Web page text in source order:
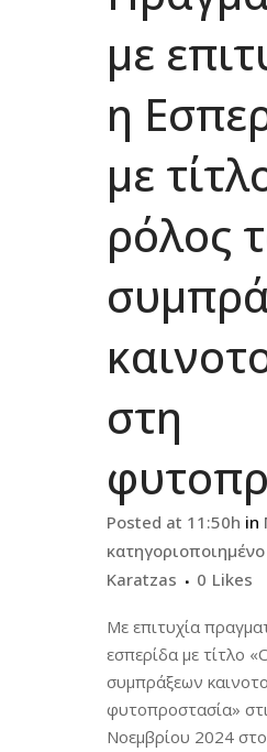
με
η
με
ρόλος
στη
Posted at 11:50h in
κατηγοριοποιημένο
Karatzas
0 Likes
Με επιτυχία
εσπερίδα με τίτλο
συμπράξεων
φυτοπροστασία»
Νοεμβρίου 2024